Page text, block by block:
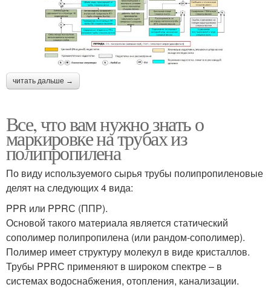
читать дальше →
Все, что вам нужно знать о
маркировке на трубах из
полипропилена
По виду используемого сырья трубы полипропиленовые
делят на следующих 4 вида:
PPR или PPRС (ППР).
Основой такого материала является статический
сополимер полипропилена (или рандом-сополимер).
Полимер имеет структуру молекул в виде кристаллов.
Трубы PPRС применяют в широком спектре – в
системах водоснабжения, отопления, канализации.